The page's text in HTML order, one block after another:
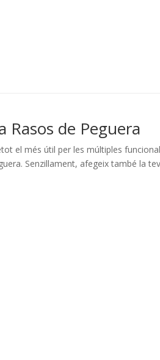
Rasos de Peguera
el més útil per les múltiples
Senzillament, afegeix també la